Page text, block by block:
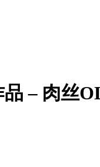
– 肉丝